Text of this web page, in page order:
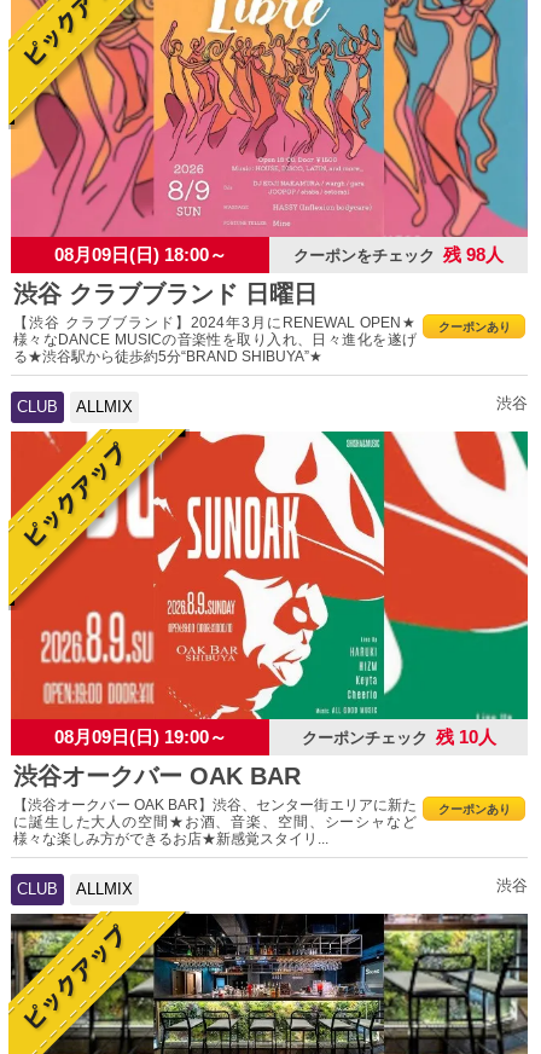
08月09日(日) 18:00～ クーポンをチェック 残 98人
渋谷 クラブブランド 日曜日
クーポンあり
【渋谷 クラブブランド】2024年3月にRENEWAL OPEN★
様々なDANCE MUSICの音楽性を取り入れ、日々進化を遂げ
る★渋谷駅から徒歩約5分“BRAND SHIBUYA”★
CLUB ALLMIX 渋谷
08月09日(日) 19:00～ クーポンチェック 残 10人
渋谷オークバー OAK BAR
クーポンあり
【渋谷オークバー OAK BAR】渋谷、センター街エリアに新た
に誕生した大人の空間★お酒、音楽、空間、シーシャなど
様々な楽しみ方ができるお店★新感覚スタイリ...
CLUB ALLMIX 渋谷